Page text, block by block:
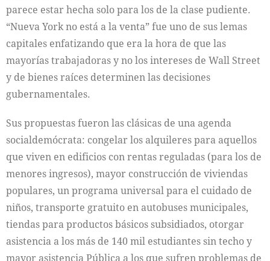
parece estar hecha solo para los de la clase pudiente.
“Nueva York no está a la venta” fue uno de sus lemas
capitales enfatizando que era la hora de que las
mayorías trabajadoras y no los intereses de Wall Street
y de bienes raíces determinen las decisiones
gubernamentales.
Sus propuestas fueron las clásicas de una agenda
socialdemócrata: congelar los alquileres para aquellos
que viven en edificios con rentas reguladas (para los de
menores ingresos), mayor construcción de viviendas
populares, un programa universal para el cuidado de
niños, transporte gratuito en autobuses municipales,
tiendas para productos básicos subsidiados, otorgar
asistencia a los más de 140 mil estudiantes sin techo y
mayor asistencia Pública a los que sufren problemas de